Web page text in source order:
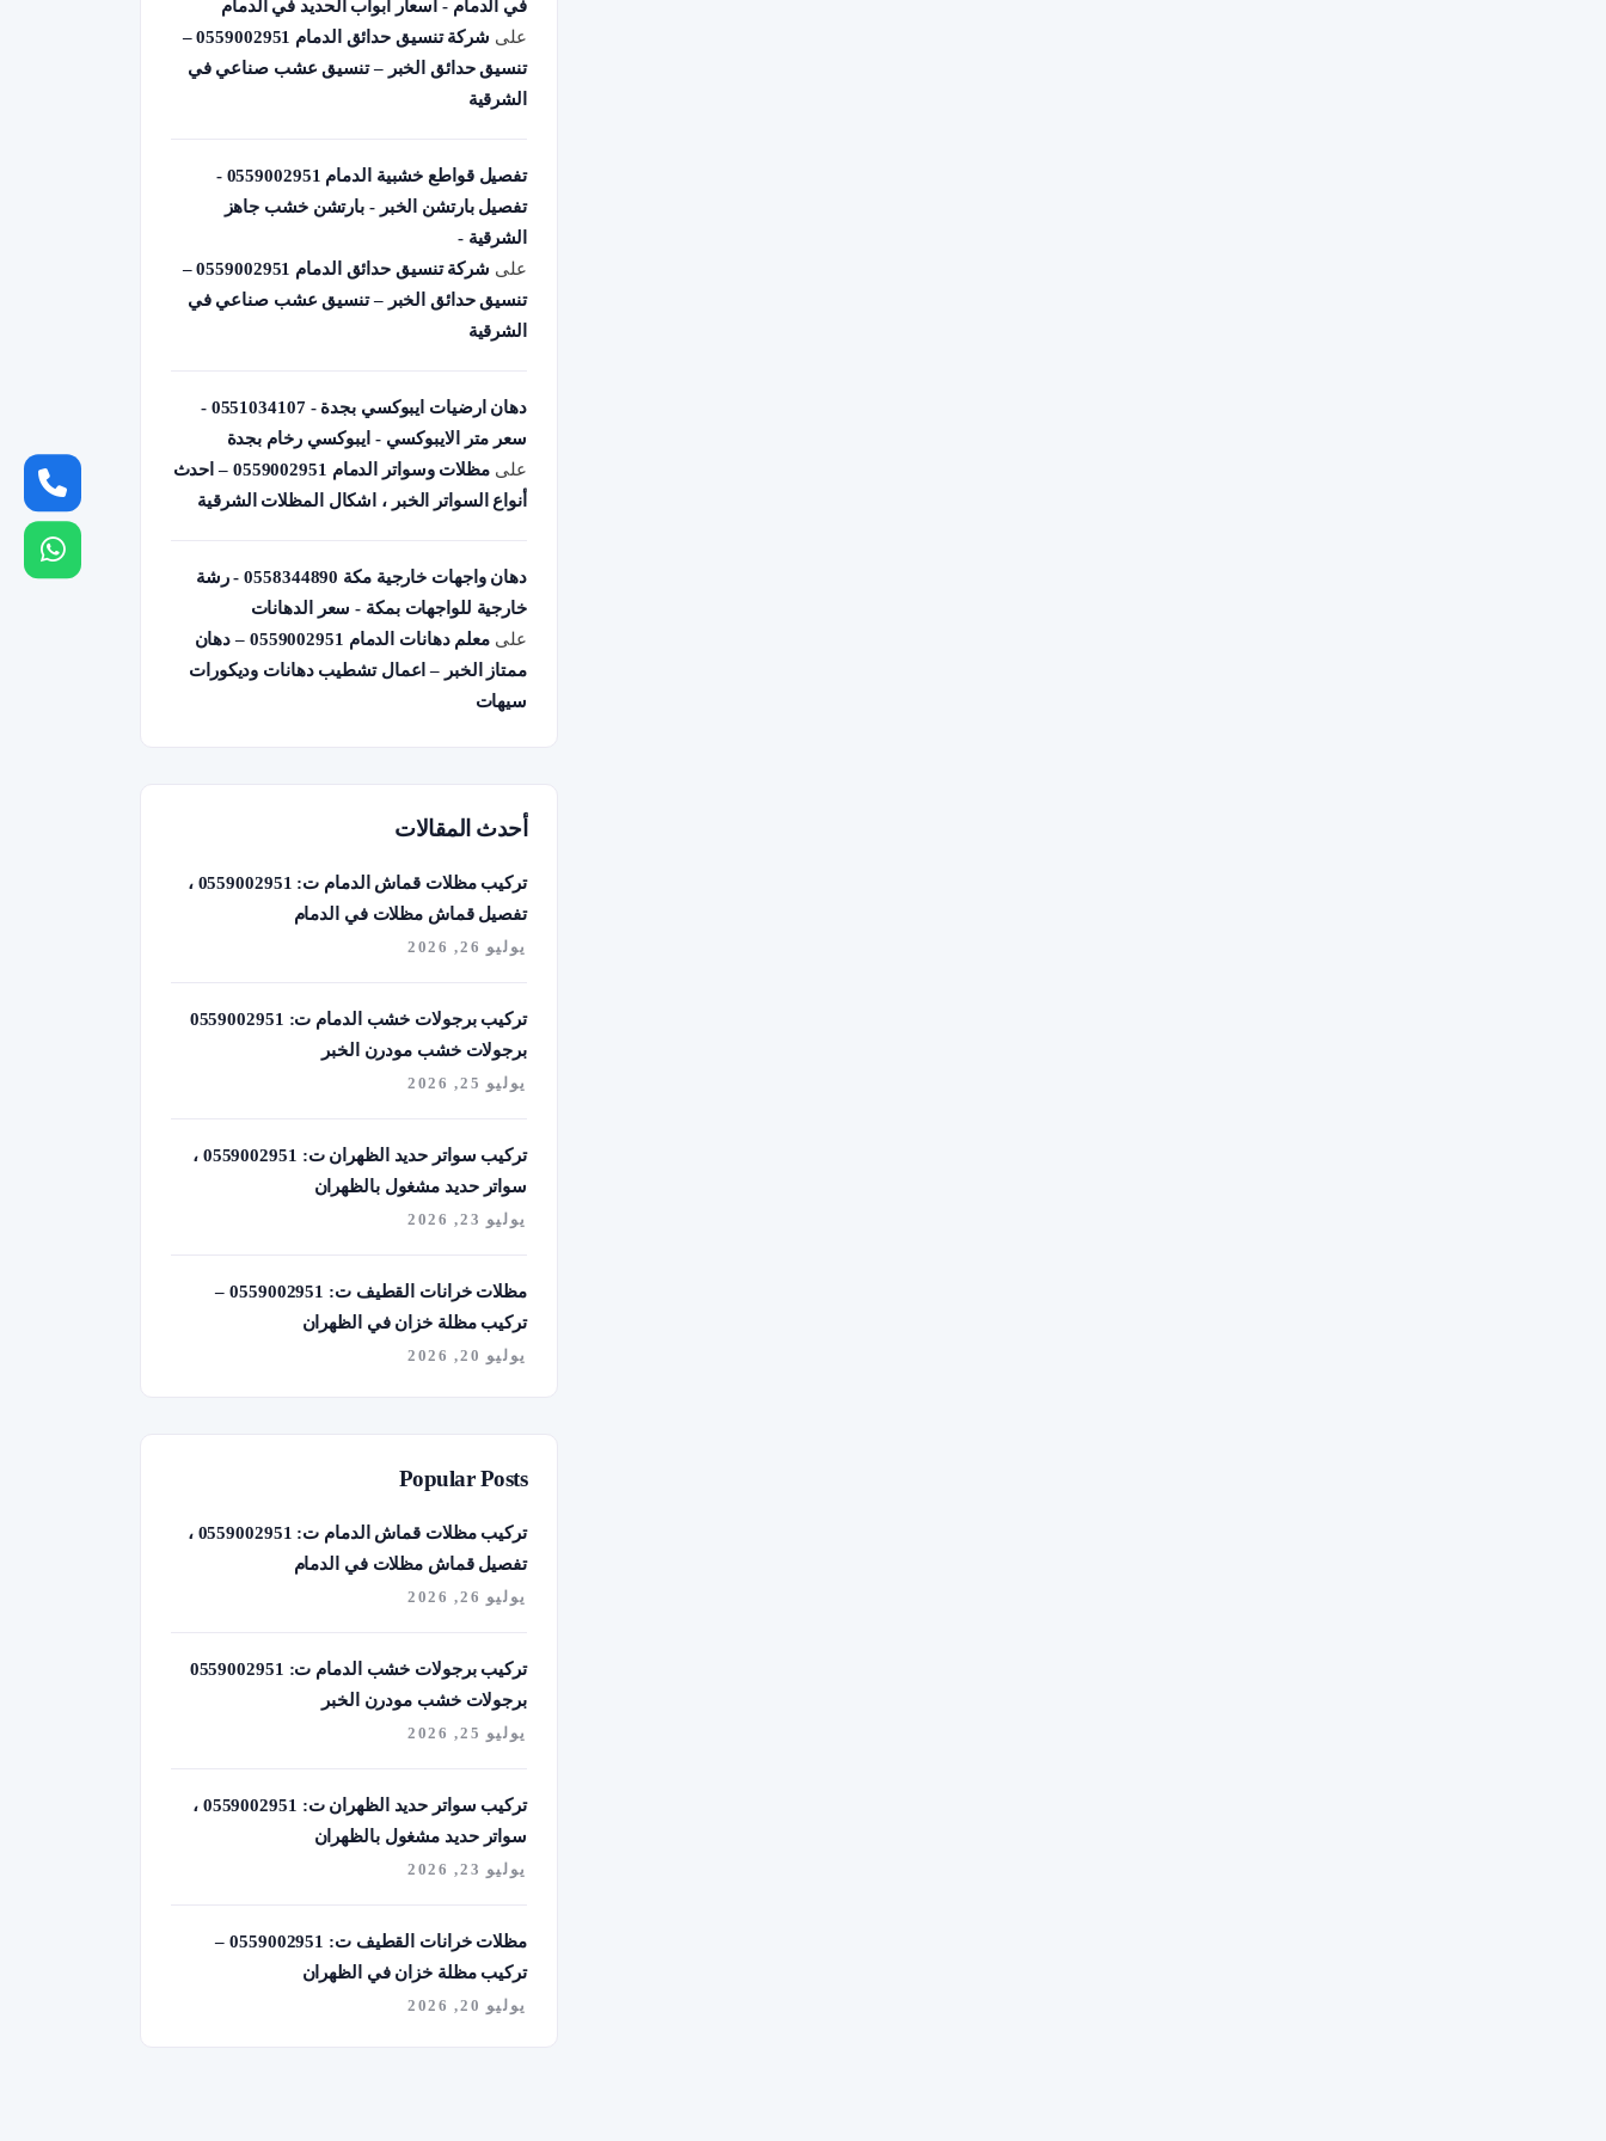
في الدمام - أسعار أبواب الحديد في الدمام
على
شركة تنسيق حدائق الدمام 0559002951 –
تنسيق حدائق الخبر – تنسيق عشب صناعي في
الشرقية
تفصيل قواطع خشبية الدمام 0559002951 -
تفصيل بارتشن الخبر - بارتشن خشب جاهز
الشرقية -
على
شركة تنسيق حدائق الدمام 0559002951 –
تنسيق حدائق الخبر – تنسيق عشب صناعي في
الشرقية
دهان ارضيات ايبوكسي بجدة - 0551034107 -
سعر متر الايبوكسي - ايبوكسي رخام بجدة
على
مظلات وسواتر الدمام 0559002951 – احدث
أنواع السواتر الخبر ، اشكال المظلات الشرقية
دهان واجهات خارجية مكة 0558344890 - رشة
خارجية للواجهات بمكة - سعر الدهانات
على
معلم دهانات الدمام 0559002951 – دهان
ممتاز الخبر – اعمال تشطيب دهانات وديكورات
سيهات
أحدث المقالات
تركيب مظلات قماش الدمام ت: 0559002951 ،
تفصيل قماش مظلات في الدمام
يوليو 26, 2026
تركيب برجولات خشب الدمام ت: 0559002951
برجولات خشب مودرن الخبر
يوليو 25, 2026
تركيب سواتر حديد الظهران ت: 0559002951 ،
سواتر حديد مشغول بالظهران
يوليو 23, 2026
مظلات خرانات القطيف ت: 0559002951 –
تركيب مظلة خزان في الظهران
يوليو 20, 2026
Popular Posts
تركيب مظلات قماش الدمام ت: 0559002951 ،
تفصيل قماش مظلات في الدمام
يوليو 26, 2026
تركيب برجولات خشب الدمام ت: 0559002951
برجولات خشب مودرن الخبر
يوليو 25, 2026
تركيب سواتر حديد الظهران ت: 0559002951 ،
سواتر حديد مشغول بالظهران
يوليو 23, 2026
مظلات خرانات القطيف ت: 0559002951 –
تركيب مظلة خزان في الظهران
يوليو 20, 2026